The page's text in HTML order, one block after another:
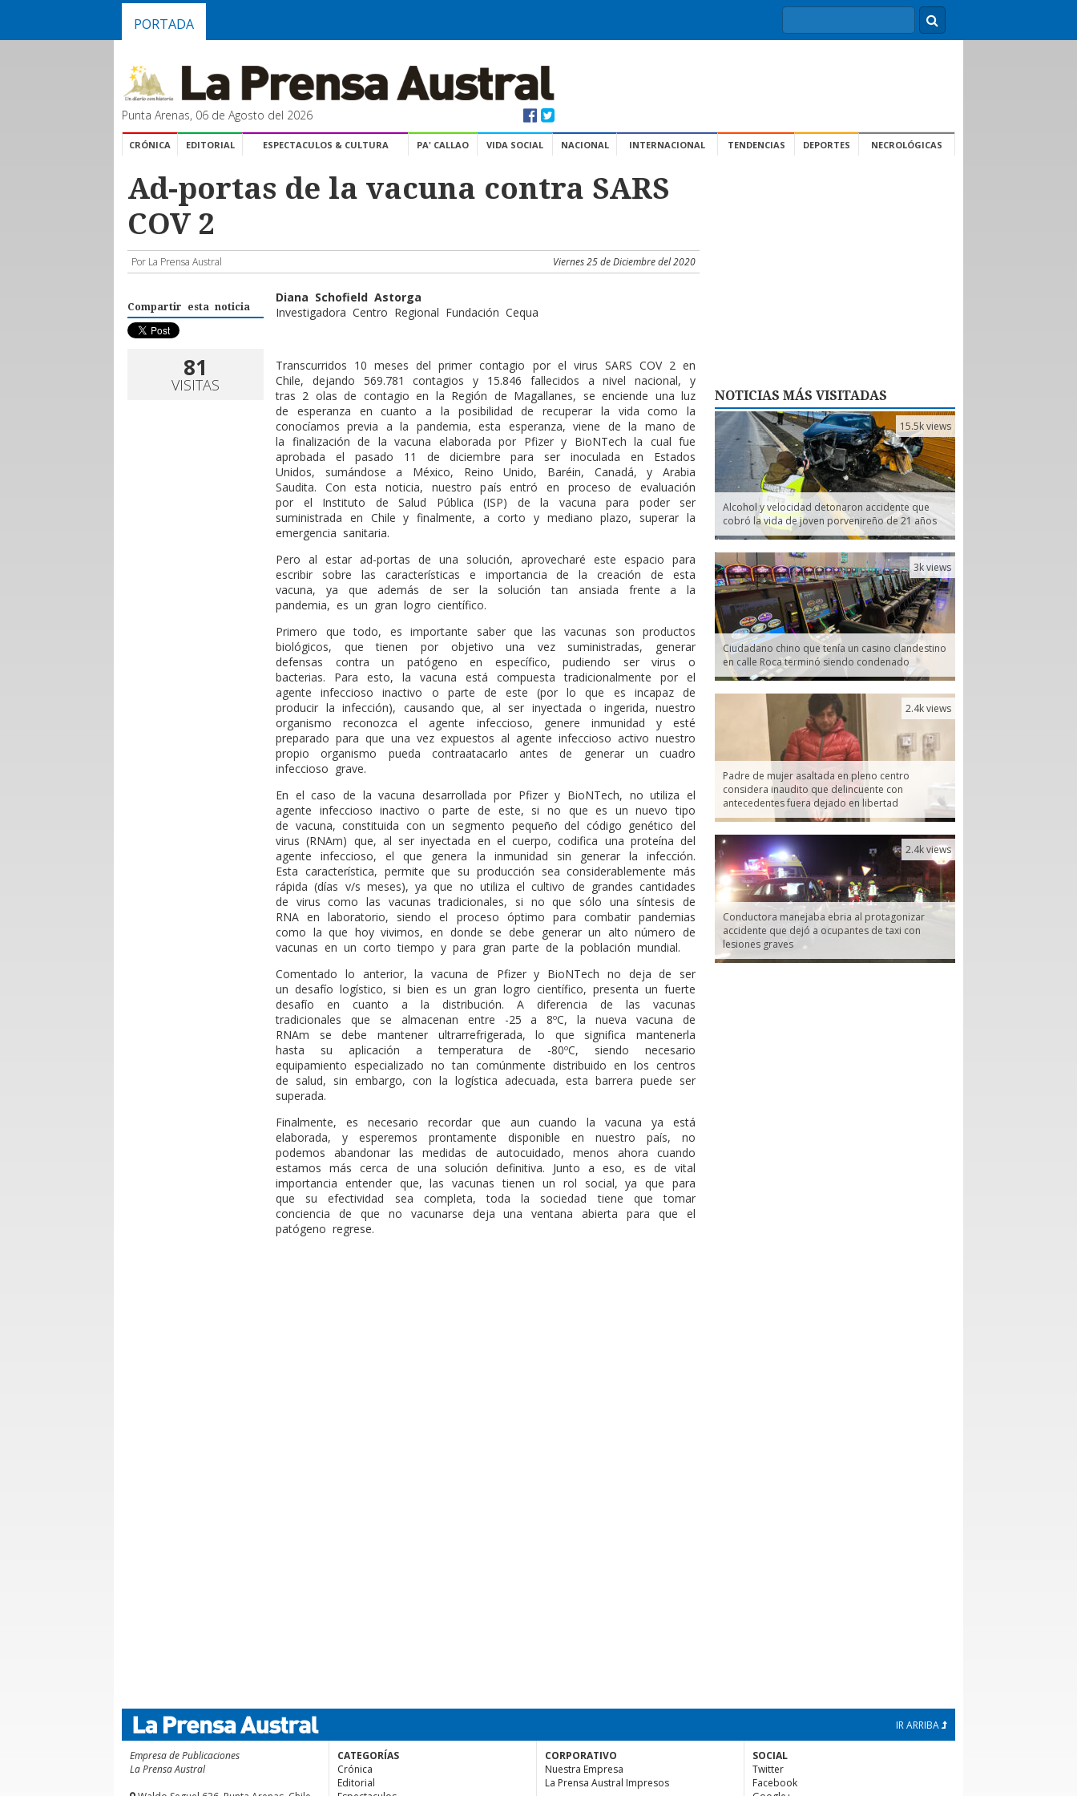
PORTADA
Punta Arenas, 06 de Agosto del 2026
CRÓNICA EDITORIAL ESPECTACULOS & CULTURA PA' CALLAO VIDA SOCIAL NACIONAL INTERNACIONAL TENDENCIAS DEPORTES NECROLÓGICAS
Ad-portas de la vacuna contra SARS
COV 2
Por La Prensa Austral Viernes 25 de Diciembre del 2020
Compartir esta noticia
81
VISITAS
Diana Schofield Astorga
Investigadora Centro Regional Fundación Cequa
Transcurridos 10 meses del primer contagio por el virus SARS COV 2 en
Chile, dejando 569.781 contagios y 15.846 fallecidos a nivel nacional, y
tras 2 olas de contagio en la Región de Magallanes, se enciende una luz
de esperanza en cuanto a la posibilidad de recuperar la vida como la
conocíamos previa a la pandemia, esta esperanza, viene de la mano de
la finalización de la vacuna elaborada por Pfizer y BioNTech la cual fue
aprobada el pasado 11 de diciembre para ser inoculada en Estados
Unidos, sumándose a México, Reino Unido, Baréin, Canadá, y Arabia
Saudita. Con esta noticia, nuestro país entró en proceso de evaluación
por el Instituto de Salud Pública (ISP) de la vacuna para poder ser
suministrada en Chile y finalmente, a corto y mediano plazo, superar la
emergencia sanitaria.
Pero al estar ad-portas de una solución, aprovecharé este espacio para
escribir sobre las características e importancia de la creación de esta
vacuna, ya que además de ser la solución tan ansiada frente a la
pandemia, es un gran logro científico.
Primero que todo, es importante saber que las vacunas son productos
biológicos, que tienen por objetivo una vez suministradas, generar
defensas contra un patógeno en específico, pudiendo ser virus o
bacterias. Para esto, la vacuna está compuesta tradicionalmente por el
agente infeccioso inactivo o parte de este (por lo que es incapaz de
producir la infección), causando que, al ser inyectada o ingerida, nuestro
organismo reconozca el agente infeccioso, genere inmunidad y esté
preparado para que una vez expuestos al agente infeccioso activo nuestro
propio organismo pueda contraatacarlo antes de generar un cuadro
infeccioso grave.
En el caso de la vacuna desarrollada por Pfizer y BioNTech, no utiliza el
agente infeccioso inactivo o parte de este, si no que es un nuevo tipo
de vacuna, constituida con un segmento pequeño del código genético del
virus (RNAm) que, al ser inyectada en el cuerpo, codifica una proteína del
agente infeccioso, el que genera la inmunidad sin generar la infección.
Esta característica, permite que su producción sea considerablemente más
rápida (días v/s meses), ya que no utiliza el cultivo de grandes cantidades
de virus como las vacunas tradicionales, si no que sólo una síntesis de
RNA en laboratorio, siendo el proceso óptimo para combatir pandemias
como la que hoy vivimos, en donde se debe generar un alto número de
vacunas en un corto tiempo y para gran parte de la población mundial.
Comentado lo anterior, la vacuna de Pfizer y BioNTech no deja de ser
un desafío logístico, si bien es un gran logro científico, presenta un fuerte
desafío en cuanto a la distribución. A diferencia de las vacunas
tradicionales que se almacenan entre -25 a 8ºC, la nueva vacuna de
RNAm se debe mantener ultrarrefrigerada, lo que significa mantenerla
hasta su aplicación a temperatura de -80ºC, siendo necesario
equipamiento especializado no tan comúnmente distribuido en los centros
de salud, sin embargo, con la logística adecuada, esta barrera puede ser
superada.
Finalmente, es necesario recordar que aun cuando la vacuna ya está
elaborada, y esperemos prontamente disponible en nuestro país, no
podemos abandonar las medidas de autocuidado, menos ahora cuando
estamos más cerca de una solución definitiva. Junto a eso, es de vital
importancia entender que, las vacunas tienen un rol social, ya que para
que su efectividad sea completa, toda la sociedad tiene que tomar
conciencia de que no vacunarse deja una ventana abierta para que el
patógeno regrese.
NOTICIAS MÁS VISITADAS
Alcohol y velocidad detonaron accidente que
cobró la vida de joven porvenireño de 21 años
15.5k views
Ciudadano chino que tenía un casino clandestino
en calle Roca terminó siendo condenado
3k views
Padre de mujer asaltada en pleno centro
considera inaudito que delincuente con
antecedentes fuera dejado en libertad
2.4k views
Conductora manejaba ebria al protagonizar
accidente que dejó a ocupantes de taxi con
lesiones graves
2.4k views
IR ARRIBA
Empresa de Publicaciones
La Prensa Austral
CATEGORÍAS
Crónica
Editorial
CORPORATIVO
Nuestra Empresa
La Prensa Austral Impresos
SOCIAL
Twitter
Facebook